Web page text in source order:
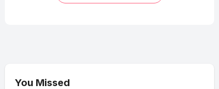
You Missed